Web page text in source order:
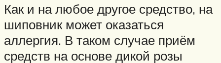
Как и на любое другое средство, на
шиповник может оказаться
аллергия. В таком случае приём
средств на основе дикой розы